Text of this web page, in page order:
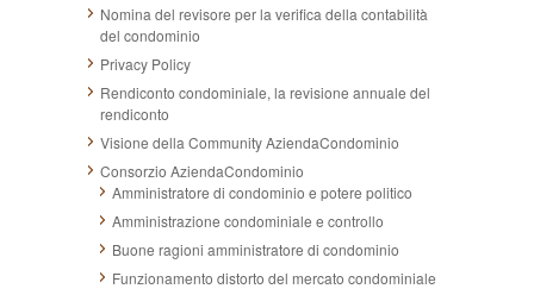
Nomina del revisore per la verifica della contabilità
del condominio
Privacy Policy
Rendiconto condominiale, la revisione annuale del
rendiconto
Visione della Community AziendaCondominio
Consorzio AziendaCondominio
Amministratore di condominio e potere politico
Amministrazione condominiale e controllo
Buone ragioni amministratore di condominio
Funzionamento distorto del mercato condominiale